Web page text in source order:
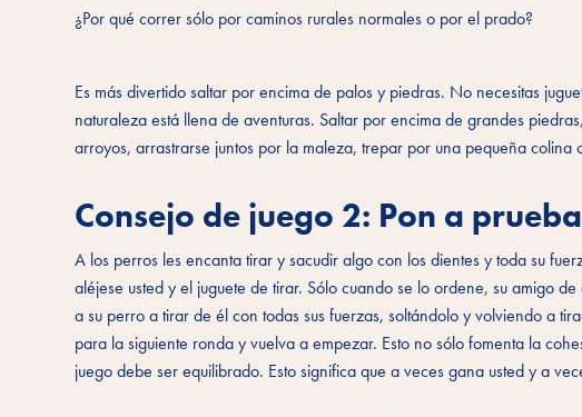
¿Por qué correr sólo por caminos rurales normales o por el prado?
Es más divertido saltar por encima de palos y piedras. No necesitas
naturaleza está llena de aventuras. Saltar por encima de grandes
arroyos, arrastrarse juntos por la maleza, trepar por una pequeña
Consejo de juego 2: Pon a
A los perros les encanta tirar y sacudir algo con los dientes y toda su
aléjese usted y el juguete de tirar. Sólo cuando se lo ordene, su amigo
a su perro a tirar de él con todas sus fuerzas, soltándolo y volviendo a
para la siguiente ronda y vuelva a empezar. Esto no sólo fomenta la
juego debe ser equilibrado. Esto significa que a veces gana usted y a